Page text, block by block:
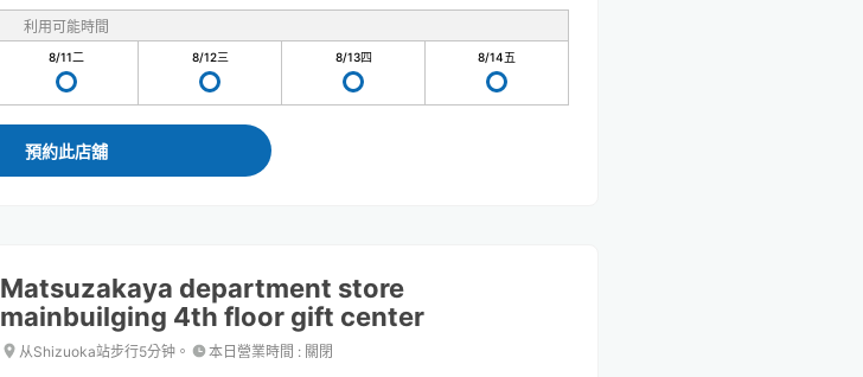
利用可能時間
8/11二 8/12三 8/13四 8/14五
預約此店舖
Matsuzakaya department store
mainbuilging 4th floor gift center
从Shizuoka站步行5分钟。 本日營業時間 : 關閉